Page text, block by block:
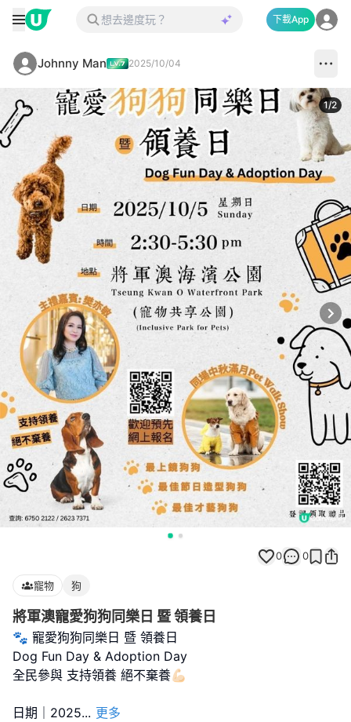
下載App
Johnny Man 2025/10/04
1/2
0 0
寵物 狗
將軍澳寵愛狗狗同樂日 暨 領養日
🐾 寵愛狗狗同樂日 暨 領養日
Dog Fun Day & Adoption Day
全民參與 支持領養 絕不棄養💪🏻
日期｜2025... 更多